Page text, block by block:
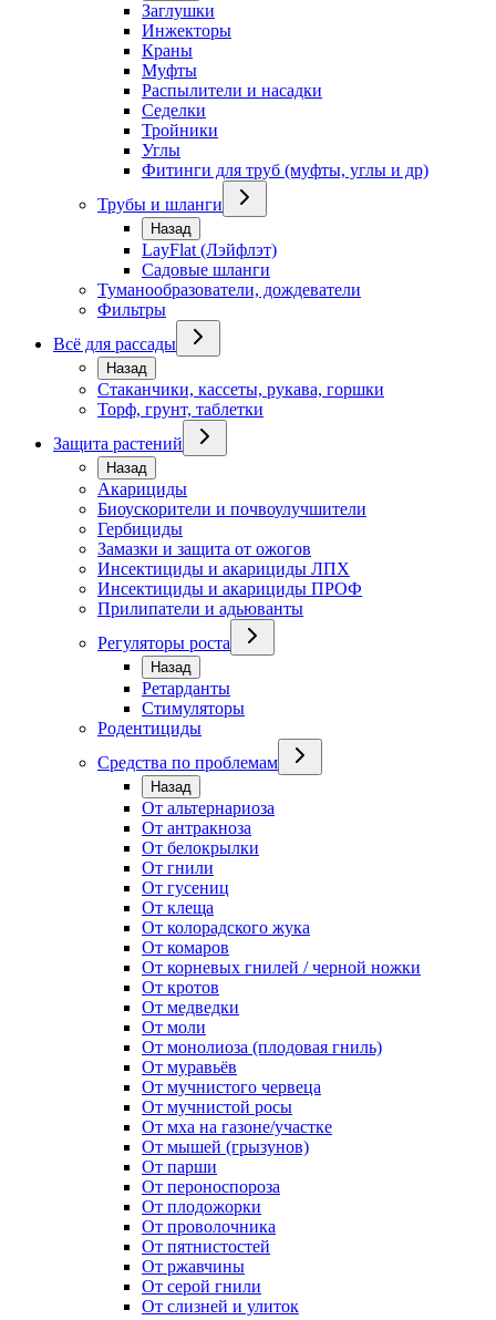
Заглушки
Инжекторы
Краны
Муфты
Распылители и насадки
Седелки
Тройники
Углы
Фитинги для труб (муфты, углы и др)
Трубы и шланги
Назад
LayFlat (Лэйфлэт)
Садовые шланги
Туманообразователи, дождеватели
Фильтры
Всё для рассады
Назад
Стаканчики, кассеты, рукава, горшки
Торф, грунт, таблетки
Защита растений
Назад
Акарициды
Биоускорители и почвоулучшители
Гербициды
Замазки и защита от ожогов
Инсектициды и акарициды ЛПХ
Инсектициды и акарициды ПРОФ
Прилипатели и адьюванты
Регуляторы роста
Назад
Ретарданты
Стимуляторы
Родентициды
Средства по проблемам
Назад
От альтернариоза
От антракноза
От белокрылки
От гнили
От гусениц
От клеща
От колорадского жука
От комаров
От корневых гнилей / черной ножки
От кротов
От медведки
От моли
От монолиоза (плодовая гниль)
От муравьёв
От мучнистого червеца
От мучнистой росы
От мха на газоне/участке
От мышей (грызунов)
От парши
От пероноспороза
От плодожорки
От проволочника
От пятнистостей
От ржавчины
От серой гнили
От слизней и улиток